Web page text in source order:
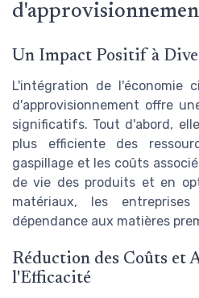
Un Impact Positif à
L'intégration de l'économie
d'approvisionnement offre
significatifs. Tout d'abord,
plus efficiente des
gaspillage et les coûts
de vie des produits et en
matériaux, les
dépendance aux matières
Réduction des Coûts et
l'Efficacité